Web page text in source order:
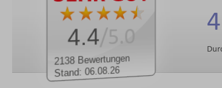
2138 Bewertungen
Stand: 06.08.26
4.4/5.0